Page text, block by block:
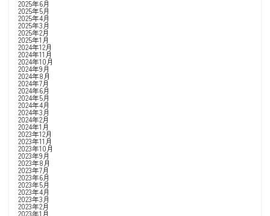
2025年6月
2025年5月
2025年4月
2025年3月
2025年2月
2025年1月
2024年12月
2024年11月
2024年10月
2024年9月
2024年8月
2024年7月
2024年6月
2024年5月
2024年4月
2024年3月
2024年2月
2024年1月
2023年12月
2023年11月
2023年10月
2023年9月
2023年8月
2023年7月
2023年6月
2023年5月
2023年4月
2023年3月
2023年2月
2023年1月